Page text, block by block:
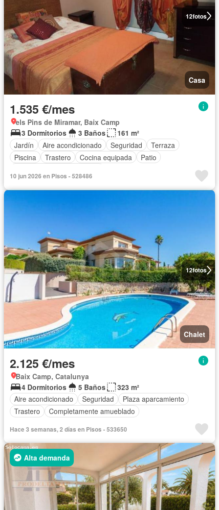
12fotos
Casa
1.535 €/mes
els Pins de Miramar, Baix Camp
3 Dormitorios
3 Baños
161 m²
Jardín
Aire acondicionado Seguridad
Terraza
Piscina
Trastero Cocina equipada
Patio
10 jun 2026 en Pisos - 528486
12fotos
Chalet
2.125 €/mes
Baix Camp, Catalunya
4 Dormitorios
5 Baños
323 m²
Aire acondicionado
Seguridad
Plaza aparcamiento
Trastero
Completamente amueblado
Hace 3 semanas, 2 días en Pisos - 533650
Alta demanda